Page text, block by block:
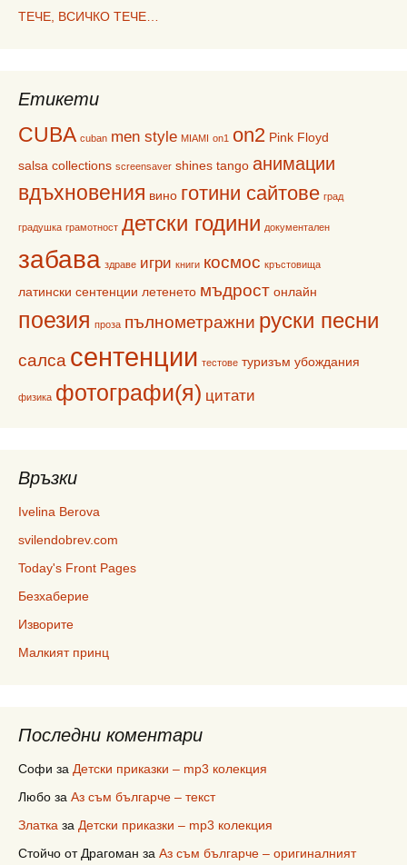
ТЕЧЕ, ВСИЧКО ТЕЧЕ…
Етикети
CUBA cuban men style MIAMI on1 on2 Pink Floyd
salsa collections screensaver shines tango анимации
вдъхновения вино готини сайтове град
градушка грамотност детски години документален
забава здраве игри книги космос кръстовища
латински сентенции летенето мъдрост онлайн
поезия проза пълнометражни руски песни
салса сентенции тестове туризъм убождания
физика фотографи(я) цитати
Връзки
Ivelina Berova
svilendobrev.com
Today's Front Pages
Безхаберие
Изворите
Малкият принц
Последни коментари
Софи за Детски приказки – mp3 колекция
Любо за Аз съм българче – текст
Златка за Детски приказки – mp3 колекция
Стойчо от Драгоман за Аз съм българче – оригиналният